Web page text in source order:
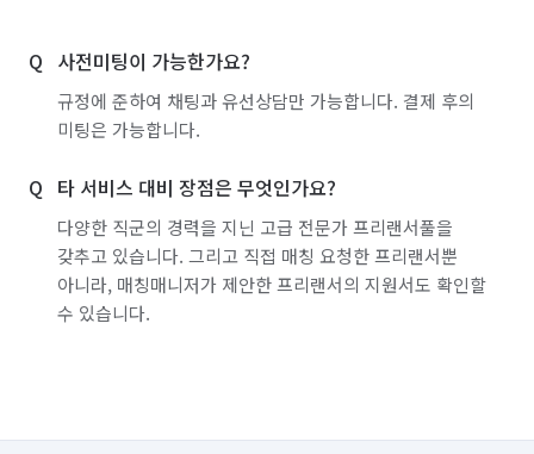
사전미팅이 가능한가요?
규정에 준하여 채팅과 유선상담만 가능합니다. 결제 후의
미팅은 가능합니다.
타 서비스 대비 장점은 무엇인가요?
다양한 직군의 경력을 지닌 고급 전문가 프리랜서풀을
갖추고 있습니다. 그리고 직접 매칭 요청한 프리랜서뿐
아니라, 매칭매니저가 제안한 프리랜서의 지원서도 확인할
수 있습니다.